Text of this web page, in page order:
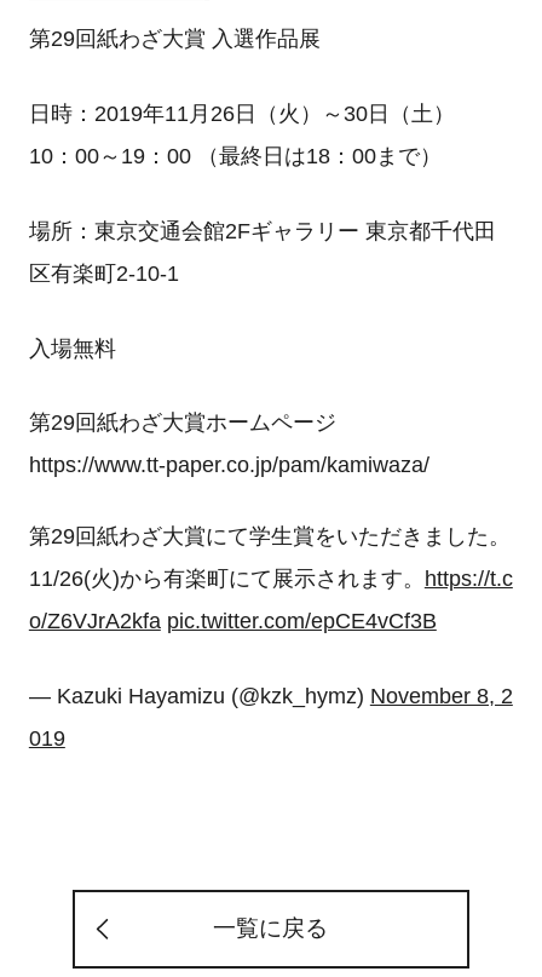
第29回紙わざ大賞 入選作品展
日時：2019年11月26日（火）～30日（土）
10：00～19：00 （最終日は18：00まで）
場所：東京交通会館2Fギャラリー 東京都千代田
区有楽町2-10-1
入場無料
第29回紙わざ大賞ホームページ
https://www.tt-paper.co.jp/pam/kamiwaza/
第29回紙わざ大賞にて学生賞をいただきました。
11/26(火)から有楽町にて展示されます。
https://t.c
o/Z6VJrA2kfa pic.twitter.com/epCE4vCf3B
— Kazuki Hayamizu (@kzk_hymz) November 8, 2
019
一覧に戻る